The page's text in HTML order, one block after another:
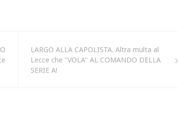
LARGO ALLA CAPOLISTA. Altra multa al
Lecce che "VOLA" AL COMANDO DELLA
SERIE A!